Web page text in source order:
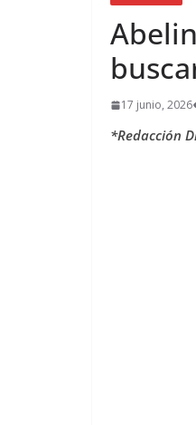
17 junio, 2026
*Redacción